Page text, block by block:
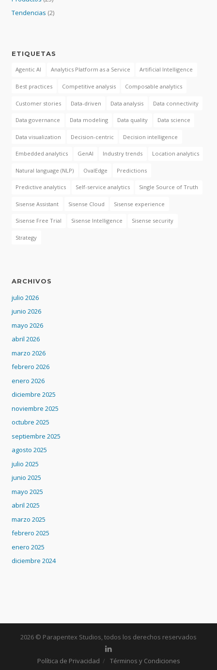
Tendencias (2)
ETIQUETAS
Agentic AI Analytics Platform as a Service Artificial Intelligence
Best practices Competitive analysis Composable analytics
Customer stories Data-driven Data analysis Data connectivity
Data governance Data modeling Data quality Data science
Data visualization Decision-centric Decision intelligence
Embedded analytics GenAI Industry trends Location analytics
Natural language (NLP) OvalEdge Predictions
Predictive analytics Self-service analytics Single Source of Truth
Sisense Assistant Sisense Cloud Sisense experience
Sisense Free Trial Sisense Intelligence Sisense security
Strategy
ARCHIVOS
julio 2026
junio 2026
mayo 2026
abril 2026
marzo 2026
febrero 2026
enero 2026
diciembre 2025
noviembre 2025
octubre 2025
septiembre 2025
agosto 2025
julio 2025
junio 2025
mayo 2025
abril 2025
marzo 2025
febrero 2025
enero 2025
diciembre 2024
2026 © Parapentex Studios, todos los derechos reservados
Política de Privacidad Términos y Condiciones